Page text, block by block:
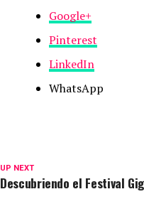
Google+
Pinterest
LinkedIn
WhatsApp
UP NEXT
Descubriendo el Festival